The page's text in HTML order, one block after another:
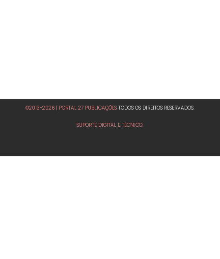
©2013-2026 | PORTAL 27 PUBLICAÇÕES TODOS OS DIREITOS RESERVADOS.
SUPORTE DIGITAL E TÉCNICO: